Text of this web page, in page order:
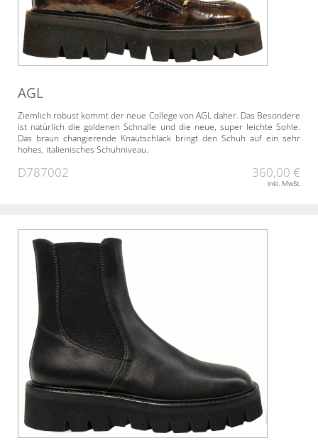
AGL
Ziemlich robust kommt der neue College von AGL daher. Das Besondere
ist natürlich die goldenen Schnalle und die neue, super leichte Sohle.
Das braun changierende Knautschlack bringt den Schuh auf ein sehr
hohes, italienisches Schuhniveau.
D787002 360,00 €
inkl. MwSt.